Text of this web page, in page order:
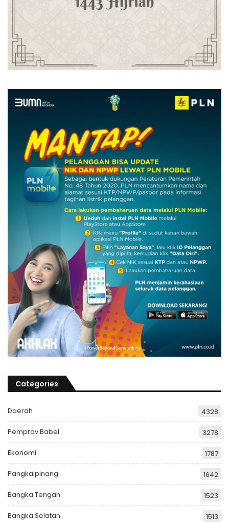
Categories
Daerah 4328
Pemprov Babel 3278
Ekonomi 1787
Pangkalpinang 1642
Bangka Tengah 1523
Bangka Selatan 1513